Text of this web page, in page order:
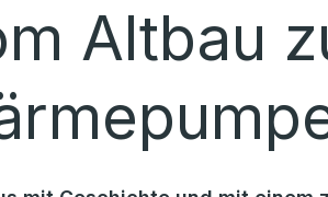
Altbau